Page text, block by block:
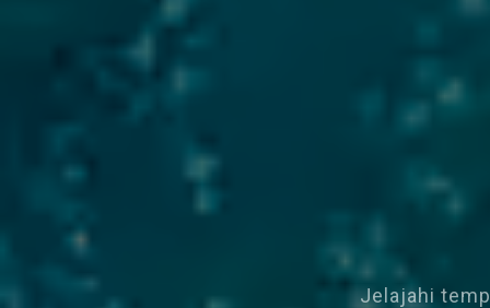
Jelajahi